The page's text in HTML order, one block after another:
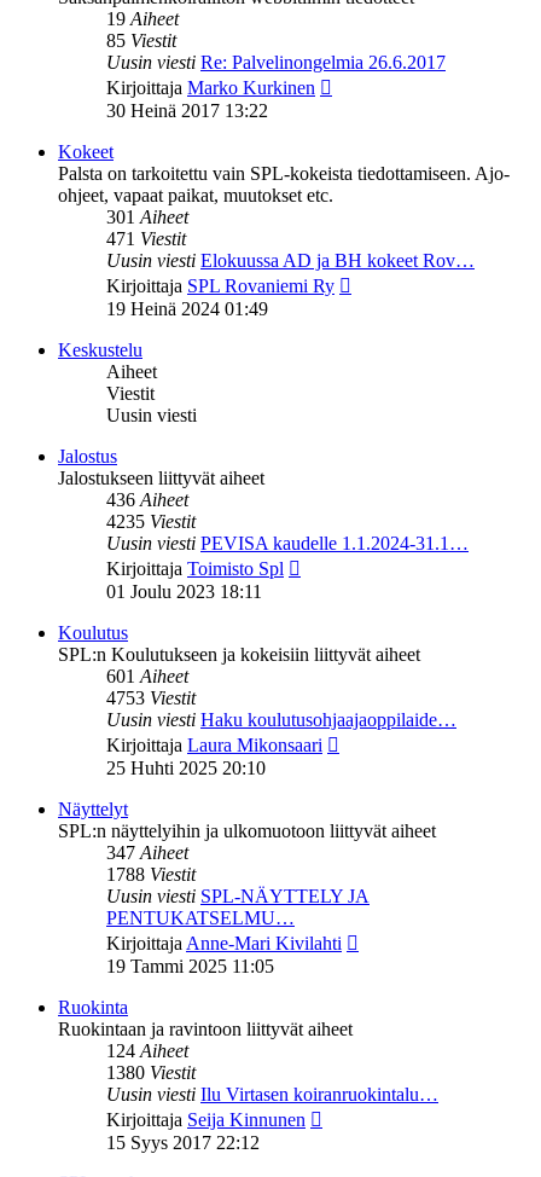
19Aiheet
85 Viestit
Uusin viesti Re: Palvelinongelmia 26.6.2017
Kirjoittaja Marko Kurkinen
30 Heinä 2017 13:22
Kokeet
Palsta on tarkoitettu vain SPL-kokeista tiedottamiseen. Ajo-
ohjeet, vapaat paikat, muutokset etc.
301Aiheet
471 Viestit
Uusin viesti Elokuussa AD ja BH kokeet Rov…
Kirjoittaja SPL Rovaniemi Ry
19 Heinä 2024 01:49
Keskustelu
Aiheet
Viestit
Uusin viesti
Jalostus
Jalostukseen liittyvät aiheet
436Aiheet
4235 Viestit
Uusin viesti PEVISA kaudelle 1.1.2024-31.1…
Kirjoittaja Toimisto Spl
01 Joulu 2023 18:11
Koulutus
SPL:n Koulutukseen ja kokeisiin liittyvät aiheet
601Aiheet
4753 Viestit
Uusin viesti Haku koulutusohjaajaoppilaide…
Kirjoittaja Laura Mikonsaari
25 Huhti 2025 20:10
Näyttelyt
SPL:n näyttelyihin ja ulkomuotoon liittyvät aiheet
347Aiheet
1788 Viestit
Uusin viesti SPL-NÄYTTELY JA
PENTUKATSELMU…
KirjoittajaAnne-Mari Kivilahti
19 Tammi 2025 11:05
Ruokinta
Ruokintaan ja ravintoon liittyvät aiheet
124Aiheet
1380 Viestit
Uusin viesti Ilu Virtasen koiranruokintalu…
Kirjoittaja Seija Kinnunen
15 Syys 2017 22:12